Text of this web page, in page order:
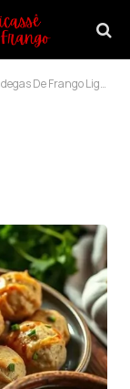
De Frango Light?